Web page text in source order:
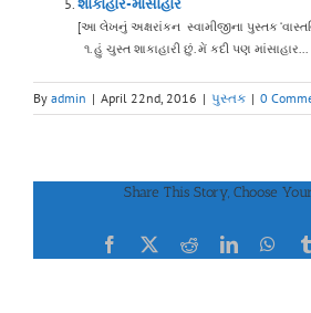
શાકાહાર-માંસાહાર
[આ લેખનું અક્ષરાંકન સ્વામીજીના પુસ્તક
૧. હું ચુસ્ત શાકાહારી છું. મેં કદી પણ માંસાહાર...
By admin | April 22nd, 2016 | પુસ્તક | 0
Share This Story, Choose
Facebook
X RedditLinkedIn